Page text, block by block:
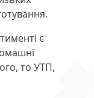
є
то УТП,